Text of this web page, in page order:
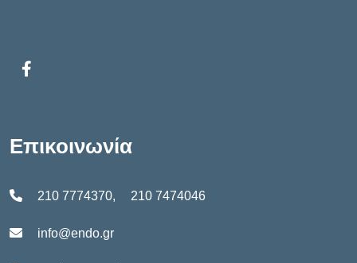
Επικοινωνία
210 7774370, 210 7474046
info@endo.gr